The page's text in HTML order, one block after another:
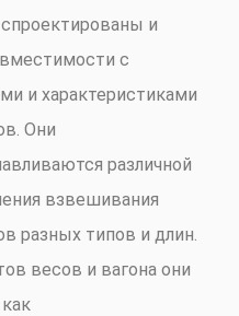
и
с
и характеристиками
Они
различной
взвешивания
разных типов и длин.
весов и вагона они